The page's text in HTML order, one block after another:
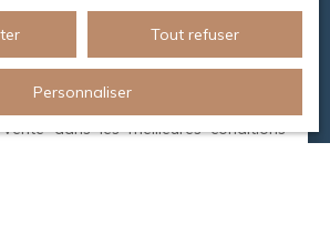
une analyse détaillée et précise, à
complet pour vous garantir une
réalité du marché. Nous connaissons
ci et nous déterminons pour vous le
dans les meilleures conditions
Tout refuser
Personnaliser